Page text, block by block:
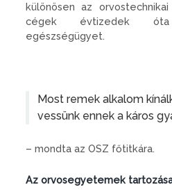
különösen az
cégek évtizedek óta
egészségügyet.
Most remek alkalom
vessünk ennek a káros
– mondta az OSZ főtitkára.
Az orvosegyetemek